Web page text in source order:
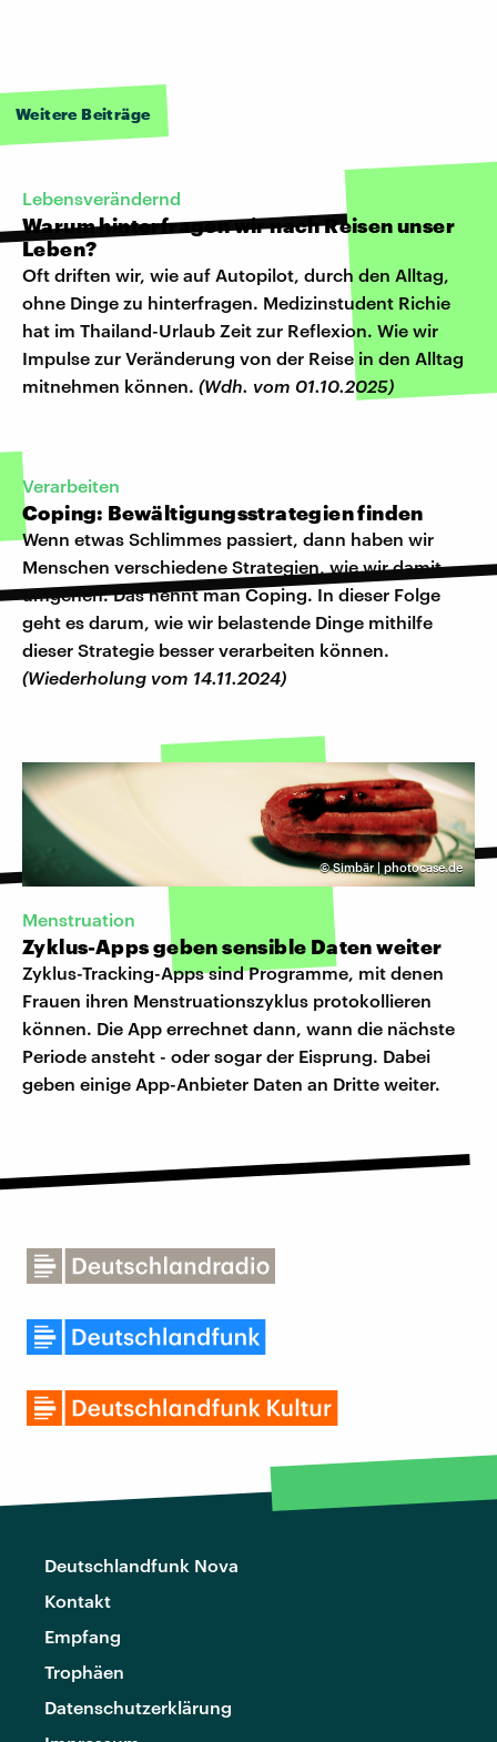
Weitere Beiträge
Lebensverändernd
Warum hinterfragen wir nach Reisen unser
Leben?
Oft driften wir, wie auf Autopilot, durch den Alltag,
ohne Dinge zu hinterfragen. Medizinstudent Richie
hat im Thailand-Urlaub Zeit zur Reflexion. Wie wir
Impulse zur Veränderung von der Reise in den Alltag
mitnehmen können. (Wdh. vom 01.10.2025)
Verarbeiten
Coping: Bewältigungsstrategien finden
Wenn etwas Schlimmes passiert, dann haben wir
Menschen verschiedene Strategien, wie wir damit
umgehen. Das nennt man Coping. In dieser Folge
geht es darum, wie wir belastende Dinge mithilfe
dieser Strategie besser verarbeiten können.
(Wiederholung vom 14.11.2024)
©Simbär | photocase.de
Menstruation
Zyklus-Apps geben sensible Daten weiter
Zyklus-Tracking-Apps sind Programme, mit denen
Frauen ihren Menstruationszyklus protokollieren
können. Die App errechnet dann, wann die nächste
Periode ansteht - oder sogar der Eisprung. Dabei
geben einige App-Anbieter Daten an Dritte weiter.
Deutschlandfunk Nova
Kontakt
Empfang
Trophäen
Datenschutzerklärung